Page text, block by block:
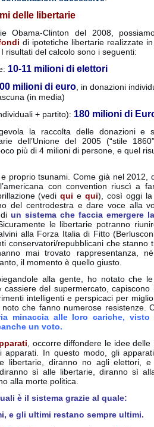
delle libertarie
Obama-Clinton del 2008,
di ipotetiche libertarie realizzate
risultati del calcolo sono i seguenti:
10-11 milioni di elettori
milioni di euro, in donazioni
(in media)
+ partito): 180 milioni di
la raccolta delle donazioni e
dell’Unione del 2005 (“stile
più di 4 milioni di persone, e quel
proprio tsunami. Come già nel 2012,
con convention riuscì a
(vediqui equi), così oggi la
del centrodestra e dare voce alla
un sistema che faccia emergere
le libertarie potranno
alla Forza Italia di Fitto
conservatori/repubblicani che stanno
mai trovato rappresentanza,
il momento è quello giusto.
alla gente, ho notato che
del supermercato, capiscono
intelligenti e perspicaci per
che fanno numerose resistenze.
minaccia alle loro cariche, visto
un voto.
, occorre diffondere le idee delle
apparati. In questo modo, gli
libertarie, diranno no agli elettori,
sì alle libertarie, diranno sì
alla morte politica.
è il sistema grazie al quale:
e gli ultimi restano sempre ultimi.